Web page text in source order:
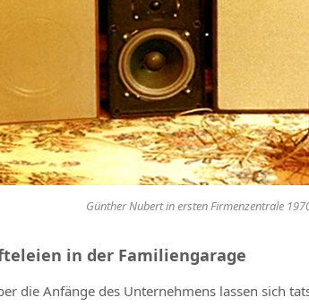
Günther Nubert in ersten Firmenzentrale
in der Familiengarage
die Anfänge des Unternehmens lassen sich